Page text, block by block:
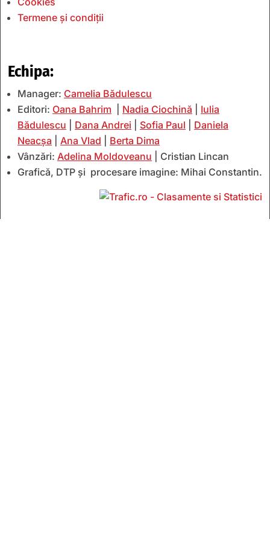
Termene și condiții
Echipa:
Manager: Camelia Bădulescu
Editori: Oana Bahrim Nadia Ciochină
Iulia
Bădulescu
Dana Andrei Sofia Paul
Daniela
Neacșa
Ana Vlad
Berta Dima
Vânzări: Adelina Moldoveanu | Cristian Lincan
Grafică, DTP și procesare imagine: Mihai Constantin.